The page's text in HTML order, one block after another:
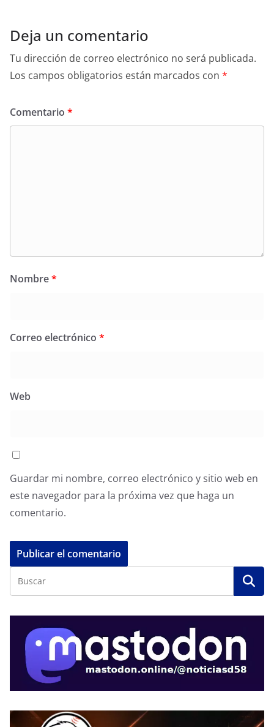
Deja un comentario
Tu dirección de correo electrónico no será publicada.
Los campos obligatorios están marcados con *
Comentario *
Nombre*
Correo electrónico *
Web
Guardar mi nombre, correo electrónico y sitio web en
este navegador para la próxima vez que haga un
comentario.